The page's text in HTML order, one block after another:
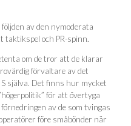
av den nymoderata
taktikspel och PR-spinn.
om de tror att de klarar
förvaltare av det
själva. Det finns hur mycket
för att övertyga
av de som tvingas
före småbönder när